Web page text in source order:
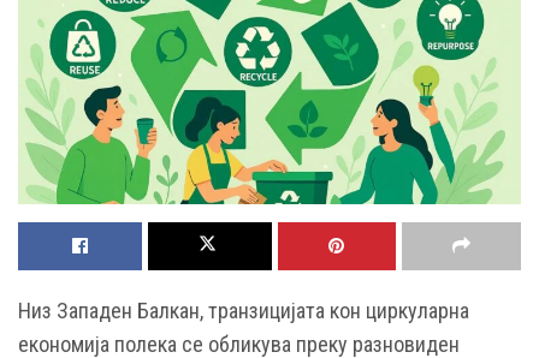
Низ Западен Балкан, транзицијата кон циркуларна
економија полека се обликува преку разновиден